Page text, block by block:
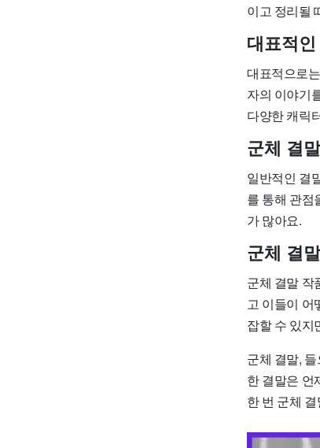
이고 정리될
대표적
대표적으로
자의 이야기
다양한 캐릭
군체 결
일반적인 결
를 통해 관점
가 많아요.
군체 결
군체 결말 작
고 이들이 어
잡할 수 있지
군체 결말,
한 결말은 언
한 번 군체